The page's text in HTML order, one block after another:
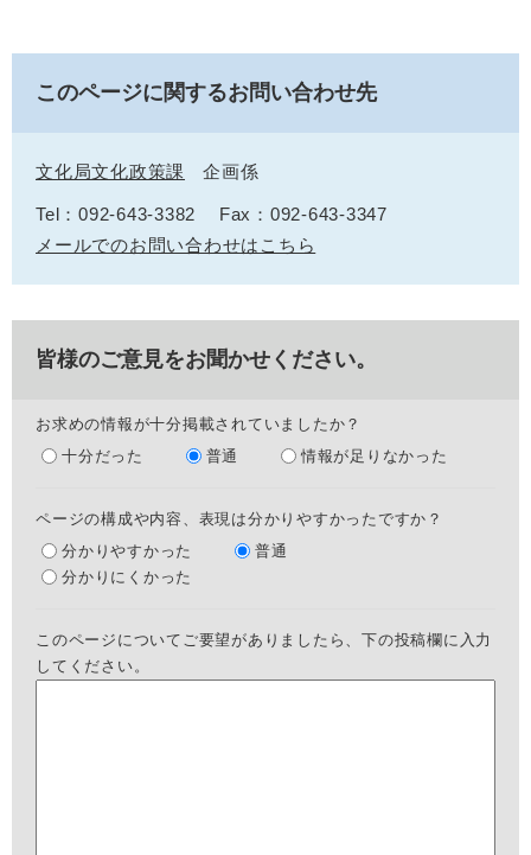
このページに関するお問い合わせ先
文化局文化政策課 企画係
Tel：092-643-3382
Fax：092-643-3347
メールでのお問い合わせはこちら
皆様のご意見をお聞かせください。
お求めの情報が十分掲載されていましたか？
十分だった
普通 情報が足りなかった
ページの構成や内容、表現は分かりやすかったですか？
分かりやすかった
普通
分かりにくかった
このページについてご要望がありましたら、下の投稿欄に入力
してください。